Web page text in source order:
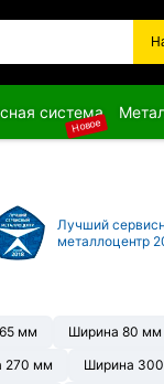
система
Новое
мм Ширина 80 мм
270 мм Ширина
Лучший
металлоцентр